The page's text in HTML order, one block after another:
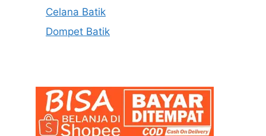
Celana Batik
Dompet Batik